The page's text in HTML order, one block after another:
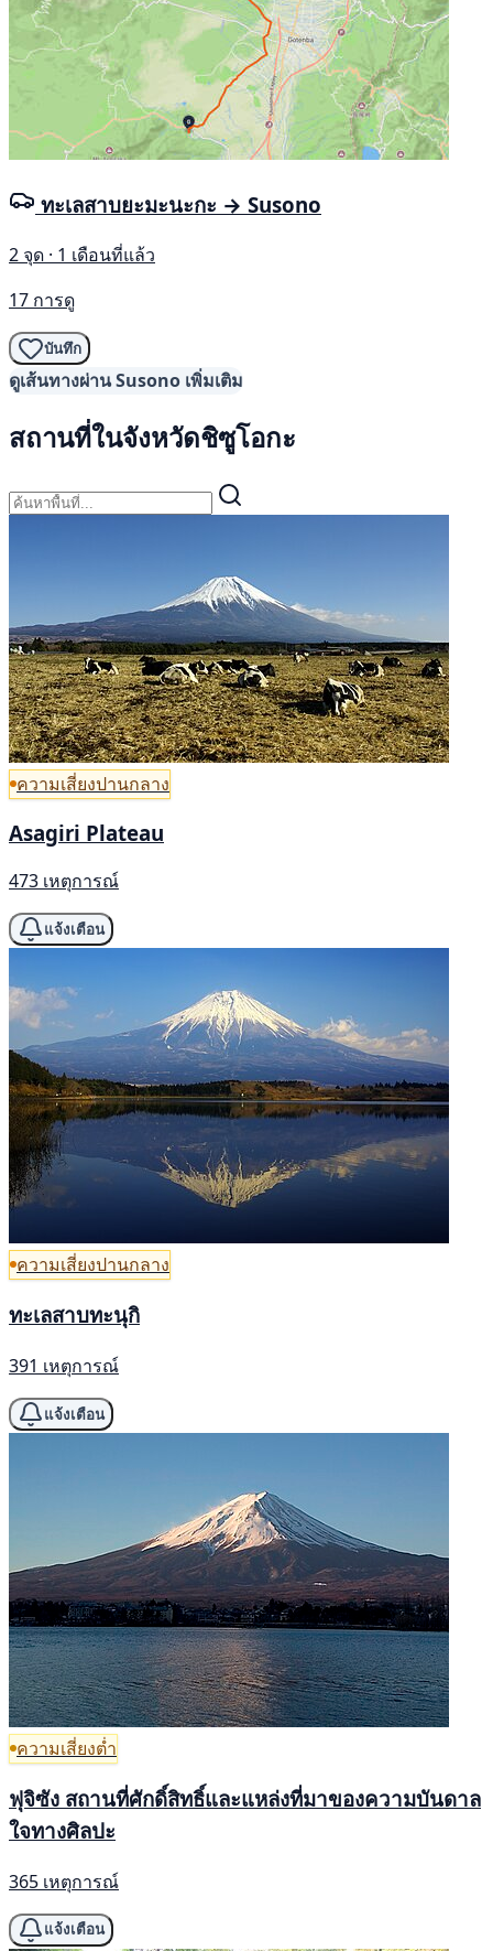
ทะเลสาบยะมะนะกะ → Susono
2 จุด · 1 เดือนที่แล้ว
17 การดู
บันทึก
ดูเส้นทางผ่าน Susono เพิ่มเติม
สถานที่ในจังหวัดชิซูโอกะ
ความเสี่ยงปานกลาง
Asagiri Plateau
473 เหตุการณ์
แจ้งเตือน
ความเสี่ยงปานกลาง
ทะเลสาบทะนุกิ
391 เหตุการณ์
แจ้งเตือน
ความเสี่ยงต่ำ
ฟุจิซัง สถานที่ศักดิ์สิทธิ์และแหล่งที่มาของความบันดาล
ใจทางศิลปะ
365 เหตุการณ์
แจ้งเตือน